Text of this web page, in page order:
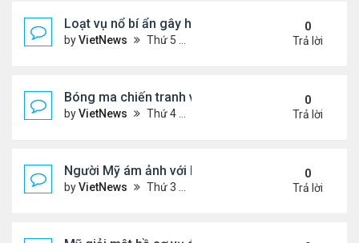
Loạt vụ nổ bí ẩn gây hoang mang ở Iran
byVietNews Thứ 5 Tháng 7 24, 2025 3:50 pm
0
Trả lời
Bóng ma chiến tranh với Israel ám ảnh người Iran
byVietNews Thứ 4 Tháng 7 23, 2025 5:32 pm
0
Trả lời
Người Mỹ ám ảnh với hồ sơ Epstein
byVietNews Thứ 3 Tháng 7 22, 2025 5:08 pm
0
Trả lời